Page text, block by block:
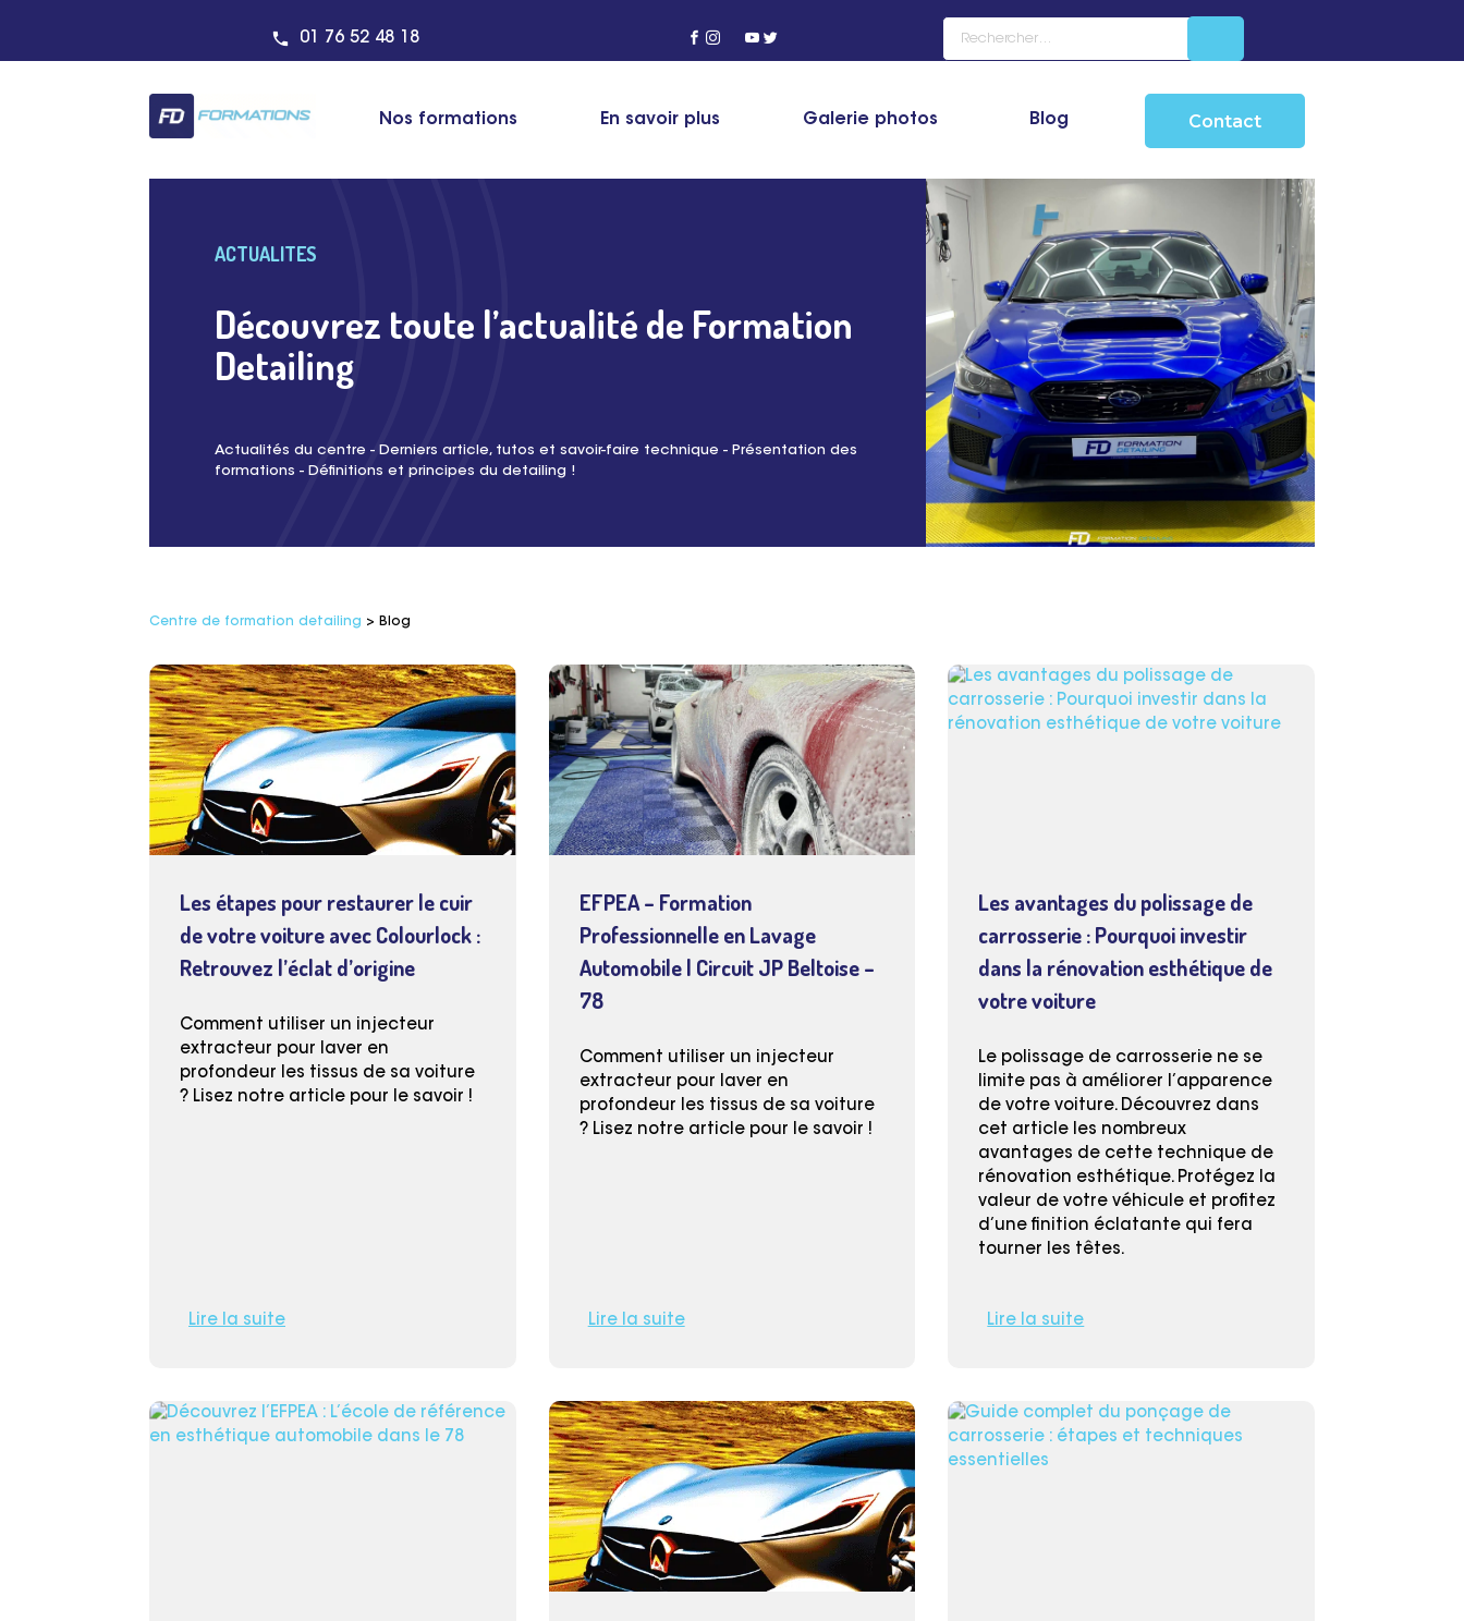
01 76 52 48 18
Nos formations En savoir plus Galerie photos Blog Contact
ACTUALITES
Découvrez toute l’actualité de Formation
Detailing
Actualités du centre - Derniers article, tutos et savoir-faire technique - Présentation des
formations - Définitions et principes du detailing !
Centre de formation detailing > Blog
Les étapes pour restaurer le cuir
de votre voiture avec Colourlock :
Retrouvez l’éclat d’origine
Comment utiliser un injecteur
extracteur pour laver en
profondeur les tissus de sa voiture
? Lisez notre article pour le savoir !
Lire la suite
EFPEA – Formation
Professionnelle en Lavage
Automobile | Circuit JP Beltoise –
78
Comment utiliser un injecteur
extracteur pour laver en
profondeur les tissus de sa voiture
? Lisez notre article pour le savoir !
Lire la suite
Les avantages du polissage de
carrosserie : Pourquoi investir
dans la rénovation esthétique de
votre voiture
Le polissage de carrosserie ne se
limite pas à améliorer l’apparence
de votre voiture. Découvrez dans
cet article les nombreux
avantages de cette technique de
rénovation esthétique. Protégez la
valeur de votre véhicule et profitez
d’une finition éclatante qui fera
tourner les têtes.
Lire la suite